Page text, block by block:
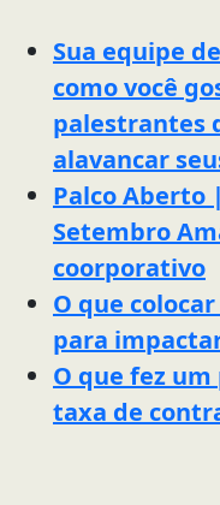
Sua equipe
como você
palestrantes
alavancar
Palco Aberto
Setembro
coorporativo
O que
para
O que fez
taxa de